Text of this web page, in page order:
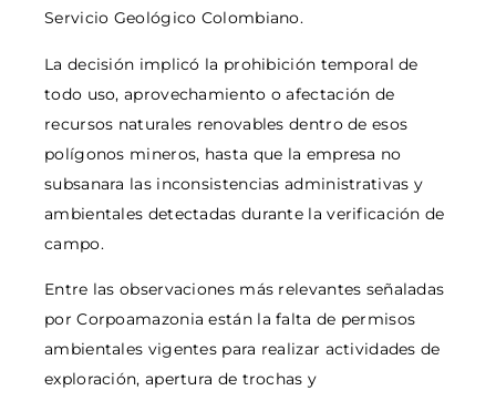
Servicio Geológico Colombiano.
La decisión implicó la prohibición temporal de
todo uso, aprovechamiento o afectación de
recursos naturales renovables dentro de esos
polígonos mineros, hasta que la empresa no
subsanara las inconsistencias administrativas y
ambientales detectadas durante la verificación de
campo.
Entre las observaciones más relevantes señaladas
por Corpoamazonia están la falta de permisos
ambientales vigentes para realizar actividades de
exploración, apertura de trochas y